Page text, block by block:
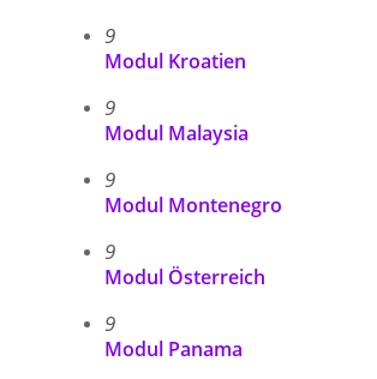
9
Modul Kroatien
9
Modul Malaysia
9
Modul Montenegro
9
Modul Österreich
9
Modul Panama